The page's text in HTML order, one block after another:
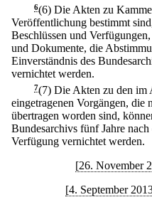
6(6) Die Akten zu
Veröffentlichung bestimmt
Beschlüssen und
und Dokumente, die
Einverständnis des
vernichtet werden.
7(7) Die Akten zu den im
eingetragenen Vorgängen, die
übertragen worden sind,
Bundesarchivs fünf Jahre
Verfügung vernichtet werden.
[26. November
[4. September